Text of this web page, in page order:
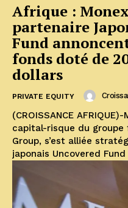
Afrique :
partenaire
Fund
fonds doté de
dollars
PRIVATE EQUITY
(CROISSANCE
capital-risque du groupe
Group, s’est alliée
japonais Uncovered